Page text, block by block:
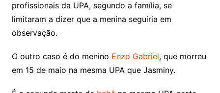
profissionais da UPA, segundo a família, se
limitaram a dizer que a menina seguiria em
observação.
O outro caso é do menino Enzo Gabriel, que morreu
em 15 de maio na mesma UPA que Jasminy.